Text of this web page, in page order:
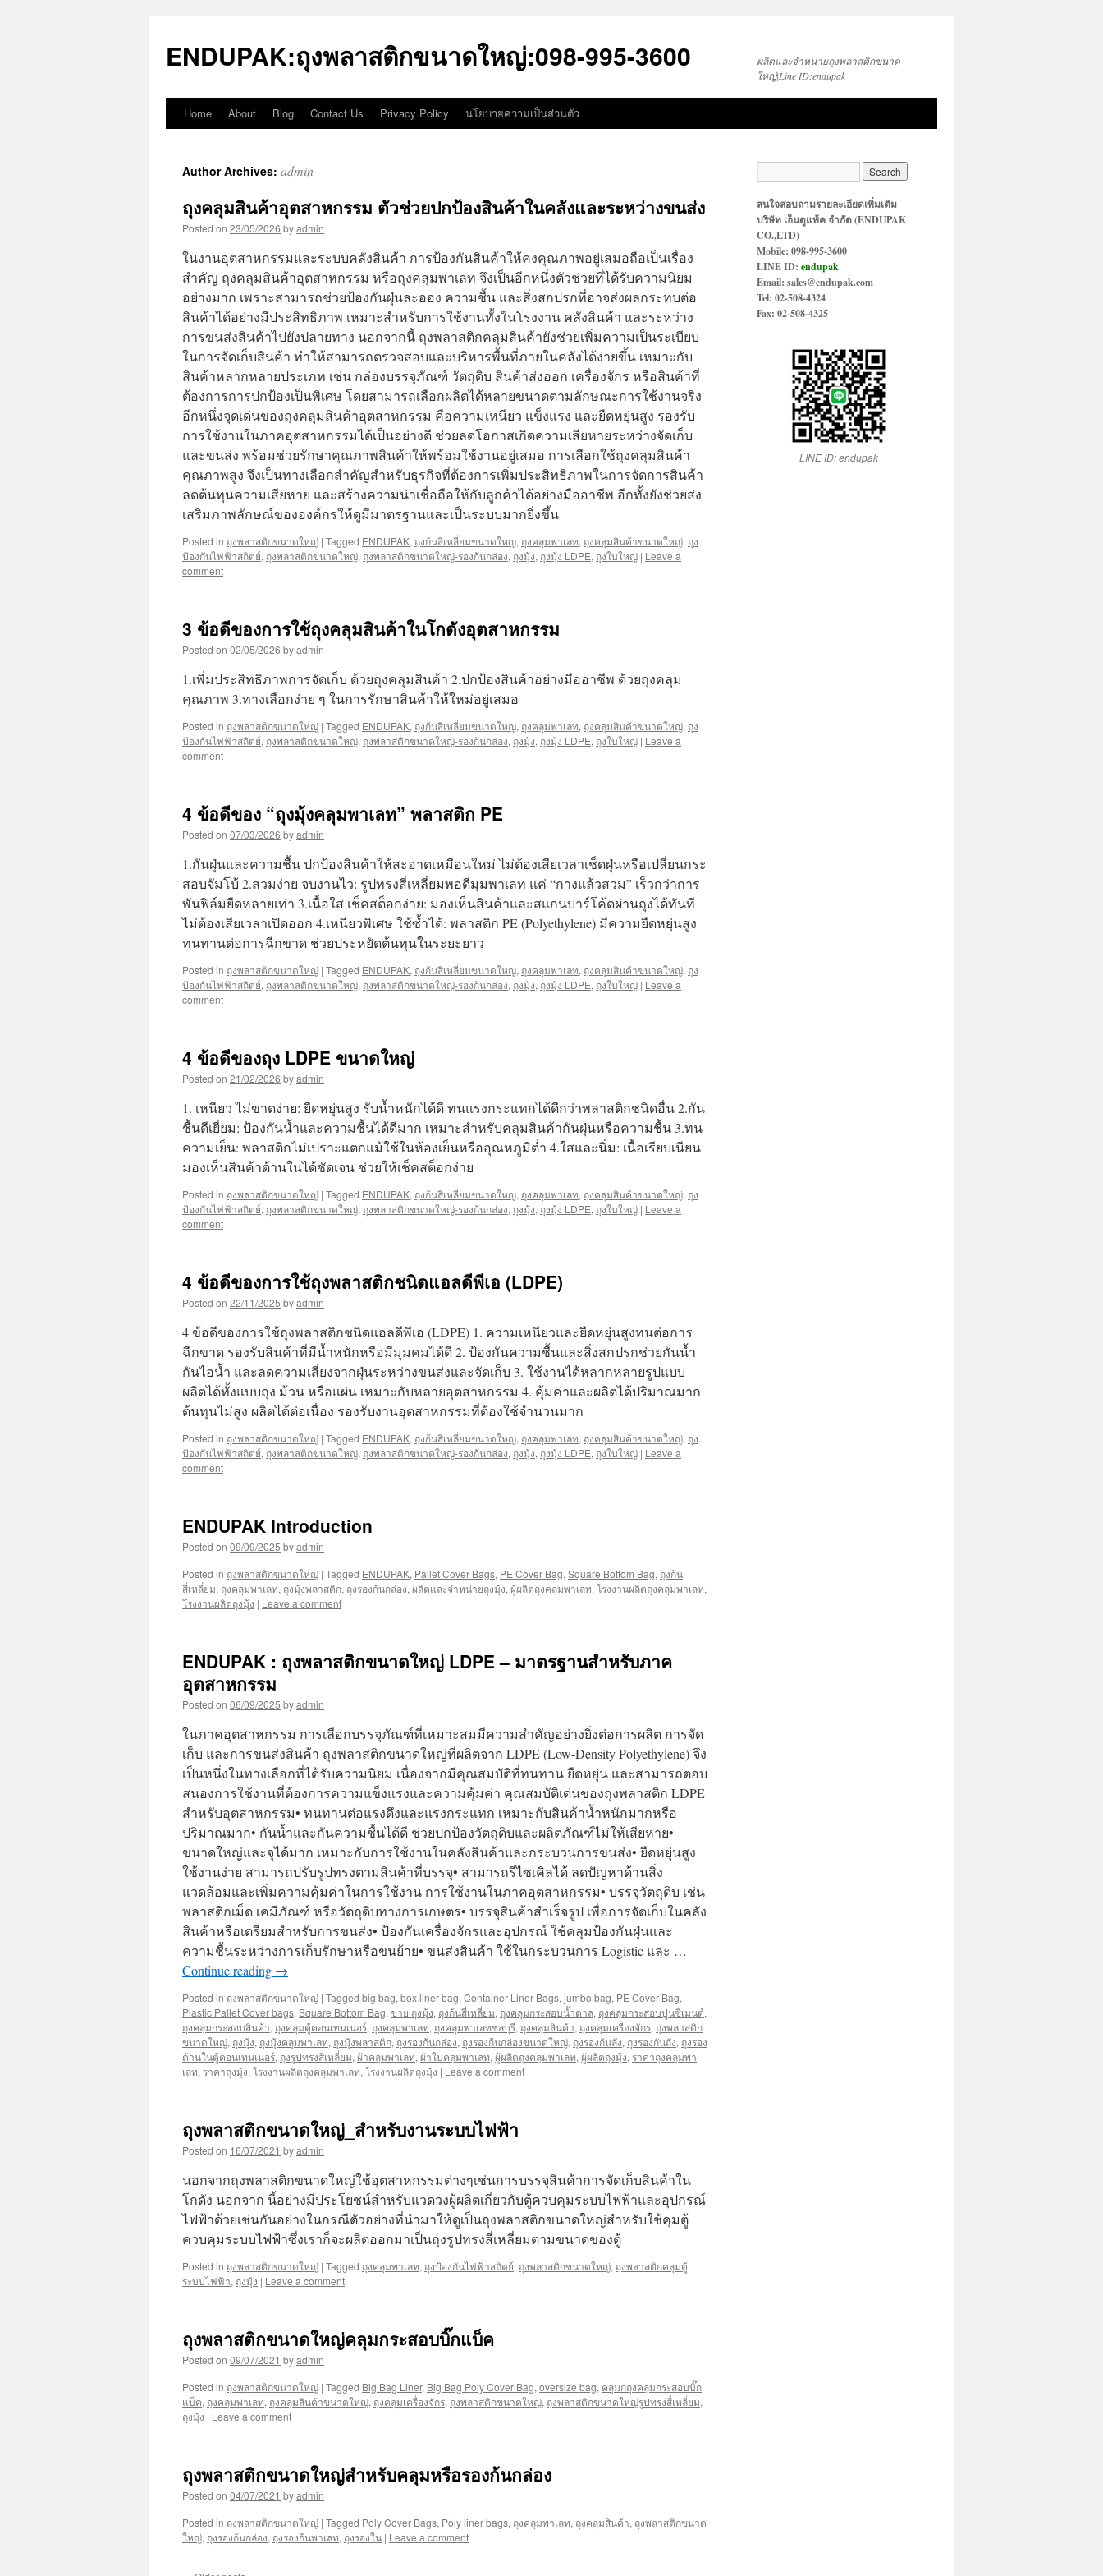
content
ENDUPAK:ถุงพลาสติกขนาดใหญ่:098-995-3600
ผลิตและจำหน่ายถุงพลาสติกขนาด
ใหญ่|Line ID:endupak
Home About Blog Contact Us Privacy Policy นโยบายความเป็นส่วนตัว
Author Archives: admin
ถุงคลุมสินค้าอุตสาหกรรม ตัวช่วยปกป้องสินค้าในคลังและระหว่างขนส่ง
Posted on 23/05/2026 byadmin
ในงานอุตสาหกรรมและระบบคลังสินค้า การป้องกันสินค้าให้คงคุณภาพอยู่เสมอถือเป็นเรื่อง
สำคัญ ถุงคลุมสินค้าอุตสาหกรรม หรือถุงคลุมพาเลท จึงเป็นอีกหนึ่งตัวช่วยที่ได้รับความนิยม
อย่างมาก เพราะสามารถช่วยป้องกันฝุ่นละออง ความชื้น และสิ่งสกปรกที่อาจส่งผลกระทบต่อ
สินค้าได้อย่างมีประสิทธิภาพ เหมาะสำหรับการใช้งานทั้งในโรงงาน คลังสินค้า และระหว่าง
การขนส่งสินค้าไปยังปลายทาง นอกจากนี้ ถุงพลาสติกคลุมสินค้ายังช่วยเพิ่มความเป็นระเบียบ
ในการจัดเก็บสินค้า ทำให้สามารถตรวจสอบและบริหารพื้นที่ภายในคลังได้ง่ายขึ้น เหมาะกับ
สินค้าหลากหลายประเภท เช่น กล่องบรรจุภัณฑ์ วัตถุดิบ สินค้าส่งออก เครื่องจักร หรือสินค้าที่
ต้องการการปกป้องเป็นพิเศษ โดยสามารถเลือกผลิตได้หลายขนาดตามลักษณะการใช้งานจริง
อีกหนึ่งจุดเด่นของถุงคลุมสินค้าอุตสาหกรรม คือความเหนียว แข็งแรง และยืดหยุ่นสูง รองรับ
การใช้งานในภาคอุตสาหกรรมได้เป็นอย่างดี ช่วยลดโอกาสเกิดความเสียหายระหว่างจัดเก็บ
และขนส่ง พร้อมช่วยรักษาคุณภาพสินค้าให้พร้อมใช้งานอยู่เสมอ การเลือกใช้ถุงคลุมสินค้า
คุณภาพสูง จึงเป็นทางเลือกสำคัญสำหรับธุรกิจที่ต้องการเพิ่มประสิทธิภาพในการจัดการสินค้า
ลดต้นทุนความเสียหาย และสร้างความน่าเชื่อถือให้กับลูกค้าได้อย่างมืออาชีพ อีกทั้งยังช่วยส่ง
เสริมภาพลักษณ์ขององค์กรให้ดูมีมาตรฐานและเป็นระบบมากยิ่งขึ้น
Posted in ถุงพลาสติกขนาดใหญ่ | Tagged ENDUPAK, ถุงก้นสี่เหลี่ยมขนาดใหญ่, ถุงคลุมพาเลท, ถุงคลุมสินค้าขนาดใหญ่, ถุง
ป้องกันไฟฟ้าสถิตย์, ถุงพลาสติกขนาดใหญ่, ถุงพลาสติกขนาดใหญ่-รองก้นกล่อง, ถุงมุ้ง, ถุงมุ้ง LDPE, ถุงใบใหญ่ | Leave a
comment
3 ข้อดีของการใช้ถุงคลุมสินค้าในโกดังอุตสาหกรรม
Posted on 02/05/2026 byadmin
1.เพิ่มประสิทธิภาพการจัดเก็บ ด้วยถุงคลุมสินค้า 2.ปกป้องสินค้าอย่างมืออาชีพ ด้วยถุงคลุม
คุณภาพ 3.ทางเลือกง่าย ๆ ในการรักษาสินค้าให้ใหม่อยู่เสมอ
Posted in ถุงพลาสติกขนาดใหญ่ | Tagged ENDUPAK, ถุงก้นสี่เหลี่ยมขนาดใหญ่, ถุงคลุมพาเลท, ถุงคลุมสินค้าขนาดใหญ่, ถุง
ป้องกันไฟฟ้าสถิตย์, ถุงพลาสติกขนาดใหญ่, ถุงพลาสติกขนาดใหญ่-รองก้นกล่อง, ถุงมุ้ง, ถุงมุ้ง LDPE, ถุงใบใหญ่ | Leave a
comment
4 ข้อดีของ “ถุงมุ้งคลุมพาเลท” พลาสติก PE
Posted on 07/03/2026 byadmin
1.กันฝุ่นและความชื้น ปกป้องสินค้าให้สะอาดเหมือนใหม่ ไม่ต้องเสียเวลาเช็ดฝุ่นหรือเปลี่ยนกระ
สอบจัมโบ้ 2.สวมง่าย จบงานไว: รูปทรงสี่เหลี่ยมพอดีมุมพาเลท แค่ “กางแล้วสวม” เร็วกว่าการ
พันฟิล์มยืดหลายเท่า 3.เนื้อใส เช็คสต็อกง่าย: มองเห็นสินค้าและสแกนบาร์โค้ดผ่านถุงได้ทันที
ไม่ต้องเสียเวลาเปิดออก 4.เหนียวพิเศษ ใช้ซ้ำได้: พลาสติก PE (Polyethylene) มีความยืดหยุ่นสูง
ทนทานต่อการฉีกขาด ช่วยประหยัดต้นทุนในระยะยาว
Posted in ถุงพลาสติกขนาดใหญ่ | Tagged ENDUPAK, ถุงก้นสี่เหลี่ยมขนาดใหญ่, ถุงคลุมพาเลท, ถุงคลุมสินค้าขนาดใหญ่, ถุง
ป้องกันไฟฟ้าสถิตย์, ถุงพลาสติกขนาดใหญ่, ถุงพลาสติกขนาดใหญ่-รองก้นกล่อง, ถุงมุ้ง, ถุงมุ้ง LDPE, ถุงใบใหญ่ | Leave a
comment
4 ข้อดีของถุง LDPE ขนาดใหญ่
Posted on 21/02/2026 byadmin
1. เหนียว ไม่ขาดง่าย: ยืดหยุ่นสูง รับน้ำหนักได้ดี ทนแรงกระแทกได้ดีกว่าพลาสติกชนิดอื่น 2.กัน
ชื้นดีเยี่ยม: ป้องกันน้ำและความชื้นได้ดีมาก เหมาะสำหรับคลุมสินค้ากันฝุ่นหรือความชื้น 3.ทน
ความเย็น: พลาสติกไม่เปราะแตกแม้ใช้ในห้องเย็นหรืออุณหภูมิต่ำ 4.ใสและนิ่ม: เนื้อเรียบเนียน
มองเห็นสินค้าด้านในได้ชัดเจน ช่วยให้เช็คสต็อกง่าย
Posted in ถุงพลาสติกขนาดใหญ่ | Tagged ENDUPAK, ถุงก้นสี่เหลี่ยมขนาดใหญ่, ถุงคลุมพาเลท, ถุงคลุมสินค้าขนาดใหญ่, ถุง
ป้องกันไฟฟ้าสถิตย์, ถุงพลาสติกขนาดใหญ่, ถุงพลาสติกขนาดใหญ่-รองก้นกล่อง, ถุงมุ้ง, ถุงมุ้ง LDPE, ถุงใบใหญ่ | Leave a
comment
4 ข้อดีของการใช้ถุงพลาสติกชนิดแอลดีพีเอ (LDPE)
Posted on 22/11/2025 byadmin
4 ข้อดีของการใช้ถุงพลาสติกชนิดแอลดีพีเอ (LDPE) 1. ความเหนียวและยืดหยุ่นสูงทนต่อการ
ฉีกขาด รองรับสินค้าที่มีน้ำหนักหรือมีมุมคมได้ดี 2. ป้องกันความชื้นและสิ่งสกปรกช่วยกันน้ำ
กันไอน้ำ และลดความเสี่ยงจากฝุ่นระหว่างขนส่งและจัดเก็บ 3. ใช้งานได้หลากหลายรูปแบบ
ผลิตได้ทั้งแบบถุง ม้วน หรือแผ่น เหมาะกับหลายอุตสาหกรรม 4. คุ้มค่าและผลิตได้ปริมาณมาก
ต้นทุนไม่สูง ผลิตได้ต่อเนื่อง รองรับงานอุตสาหกรรมที่ต้องใช้จำนวนมาก
Posted in ถุงพลาสติกขนาดใหญ่ | Tagged ENDUPAK, ถุงก้นสี่เหลี่ยมขนาดใหญ่, ถุงคลุมพาเลท, ถุงคลุมสินค้าขนาดใหญ่, ถุง
ป้องกันไฟฟ้าสถิตย์, ถุงพลาสติกขนาดใหญ่, ถุงพลาสติกขนาดใหญ่-รองก้นกล่อง, ถุงมุ้ง, ถุงมุ้ง LDPE, ถุงใบใหญ่ | Leave a
comment
ENDUPAK Introduction
Posted on 09/09/2025 byadmin
Posted in ถุงพลาสติกขนาดใหญ่ | Tagged ENDUPAK, Pallet Cover Bags, PE Cover Bag, Square Bottom Bag, ถุงก้น
สี่เหลี่ยม, ถุงคลุมพาเลท, ถุงมุ้งพลาสติก, ถุงรองก้นกล่อง, ผลิตและจำหน่ายถุงมุ้ง, ผู้ผลิตถุงคลุมพาเลท, โรงงานผลิตถุงคลุมพาเลท,
โรงงานผลิตถุงมุ้ง | Leave a comment
ENDUPAK : ถุงพลาสติกขนาดใหญ่ LDPE – มาตรฐานสำหรับภาค
อุตสาหกรรม
Posted on 06/09/2025 byadmin
ในภาคอุตสาหกรรม การเลือกบรรจุภัณฑ์ที่เหมาะสมมีความสำคัญอย่างยิ่งต่อการผลิต การจัด
เก็บ และการขนส่งสินค้า ถุงพลาสติกขนาดใหญ่ที่ผลิตจาก LDPE (Low-Density Polyethylene) จึง
เป็นหนึ่งในทางเลือกที่ได้รับความนิยม เนื่องจากมีคุณสมบัติที่ทนทาน ยืดหยุ่น และสามารถตอบ
สนองการใช้งานที่ต้องการความแข็งแรงและความคุ้มค่า คุณสมบัติเด่นของถุงพลาสติก LDPE
สำหรับอุตสาหกรรม• ทนทานต่อแรงดึงและแรงกระแทก เหมาะกับสินค้าน้ำหนักมากหรือ
ปริมาณมาก• กันน้ำและกันความชื้นได้ดี ช่วยปกป้องวัตถุดิบและผลิตภัณฑ์ไม่ให้เสียหาย•
ขนาดใหญ่และจุได้มาก เหมาะกับการใช้งานในคลังสินค้าและกระบวนการขนส่ง• ยืดหยุ่นสูง
ใช้งานง่าย สามารถปรับรูปทรงตามสินค้าที่บรรจุ• สามารถรีไซเคิลได้ ลดปัญหาด้านสิ่ง
แวดล้อมและเพิ่มความคุ้มค่าในการใช้งาน การใช้งานในภาคอุตสาหกรรม• บรรจุวัตถุดิบ เช่น
พลาสติกเม็ด เคมีภัณฑ์ หรือวัตถุดิบทางการเกษตร• บรรจุสินค้าสำเร็จรูป เพื่อการจัดเก็บในคลัง
สินค้าหรือเตรียมสำหรับการขนส่ง• ป้องกันเครื่องจักรและอุปกรณ์ ใช้คลุมป้องกันฝุ่นและ
ความชื้นระหว่างการเก็บรักษาหรือขนย้าย• ขนส่งสินค้า ใช้ในกระบวนการ Logistic และ …
Continue reading →
Posted in ถุงพลาสติกขนาดใหญ่ | Tagged big bag, box liner bag, Container Liner Bags, jumbo bag, PE Cover Bag,
Plastic Pallet Cover bags, Square Bottom Bag, ขาย ถุงมุ้ง, ถุงก้นสี่เหลี่ยม, ถุงคลุมกระสอบน้ำตาล, ถุงคลุมกระสอบปูนซีเมนต์,
ถุงคลุมกระสอบสินค้า, ถุงคลุมตู้คอนเทนเนอร์, ถุงคลุมพาเลท, ถุงคลุมพาเลทชลบุรี, ถุงคลุมสินค้า, ถุงคลุมเครื่องจักร, ถุงพลาสติก
ขนาดใหญ่, ถุงมุ้ง, ถุงมุ้งคลุมพาเลท, ถุงมุ้งพลาสติก, ถุงรองก้นกล่อง, ถุงรองก้นกล่องขนาดใหญ่, ถุงรองก้นลัง, ถุงรองกันถัง, ถุงรอง
ด้านในตู้คอนเทนเนอร์, ถุงรูปทรงสี่เหลี่ยม, ผ้าคลุมพาเลท, ผ้าใบคลุมพาเลท, ผู้ผลิตถุงคลุมพาเลท, ผู้ผลิตถุงมุ้ง, ราคาถุงคลุมพา
เลท, ราคาถุงมุ้ง, โรงงานผลิตถุงคลุมพาเลท, โรงงานผลิตถุงมุ้ง | Leave a comment
ถุงพลาสติกขนาดใหญ่_สำหรับงานระบบไฟฟ้า
Posted on 16/07/2021 byadmin
นอกจากถุงพลาสติกขนาดใหญ่ใช้อุตสาหกรรมต่างๆเช่นการบรรจุสินค้าการจัดเก็บสินค้าใน
โกดัง นอกจาก นี้อย่างมีประโยชน์สำหรับแวดวงผู้ผลิตเกี่ยวกับตู้ควบคุมระบบไฟฟ้าและอุปกรณ์
ไฟฟ้าด้วยเช่นกันอย่างในกรณีตัวอย่างที่นำมาให้ดูเป็นถุงพลาสติกขนาดใหญ่สำหรับใช้คุมตู้
ควบคุมระบบไฟฟ้าซึ่งเราก็จะผลิตออกมาเป็นถุงรูปทรงสี่เหลี่ยมตามขนาดของตู้
Posted in ถุงพลาสติกขนาดใหญ่ | Tagged ถุงคลุมพาเลท, ถุงป้องกันไฟฟ้าสถิตย์, ถุงพลาสติกขนาดใหญ่, ถุงพลาสติกคลุมตู้
ระบบไฟฟ้า, ถุงมุ้ง | Leave a comment
ถุงพลาสติกขนาดใหญ่คลุมกระสอบบิ๊กแบ็ค
Posted on 09/07/2021 byadmin
Posted in ถุงพลาสติกขนาดใหญ่ | Tagged Big Bag Liner, Big Bag Poly Cover Bag, oversize bag, คลุมกถุงคลุมกระสอบบิ๊ก
แบ็ค, ถุงคลุมพาเลท, ถุงคลุมสินค้าขนาดใหญ่, ถุงคลุมเครื่องจักร, ถุงพลาสติกขนาดใหญ่, ถุงพลาสติกขนาดใหญ่รูปทรงสี่เหลี่ยม,
ถุงมุ้ง | Leave a comment
ถุงพลาสติกขนาดใหญ่สำหรับคลุมหรือรองก้นกล่อง
Posted on 04/07/2021 byadmin
Posted in ถุงพลาสติกขนาดใหญ่ | Tagged Poly Cover Bags, Poly liner bags, ถุงคลุมพาเลท, ถุงคลุมสินค้า, ถุงพลาสติกขนาด
ใหญ่, ถุงรองก้นกล่อง, ถุงรองก้นพาเลท, ถุงรองใน | Leave a comment
สนใจสอบถามรายละเอียดเพิ่มเติม
บริษัท เอ็นดูแพ้ค จำกัด (ENDUPAK
CO.,LTD)
Mobile: 098-995-3600
LINE ID: endupak
Email: sales@endupak.com
Tel: 02-508-4324
Fax: 02-508-4325
LINE ID: endupak